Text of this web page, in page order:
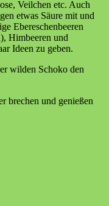
Veilchen etc. Auch
etwas Säure mit und
Ebereschenbeeren
Himbeeren und
Ideen zu geben.
wilden Schoko den
brechen und genießen